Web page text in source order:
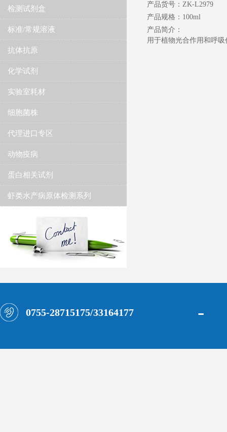
检测试剂盒
标准/常规溶液
抗体抗原
化学试剂
实验室耗材
细胞菌株
代理进口专区
动物疫病
蛋白相关试剂
虾类水产病原体检测系列
产品货号：ZK-L2979
产品规格：100ml
产品简介：
用于植物光合作用和呼
0755-28715175/33164177 -